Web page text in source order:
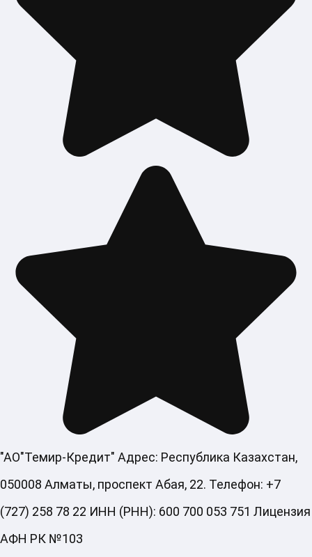
"АО"Темир-Кредит" Адрес: Республика Казахстан,
050008 Алматы, проспект Абая, 22. Телефон: +7
(727) 258 78 22 ИНН (РНН): 600 700 053 751 Лицензия
АФН РК №103